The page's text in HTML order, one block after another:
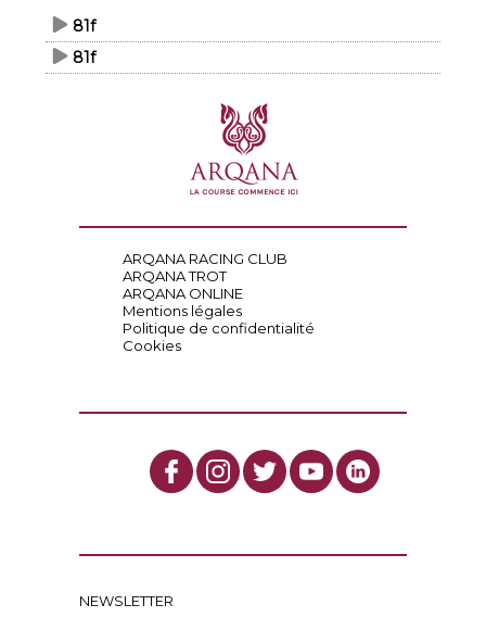
81f
81f
ARQANA RACING CLUB
ARQANA TROT
ARQANA ONLINE
Mentions légales
Politique de confidentialité
Cookies
NEWSLETTER